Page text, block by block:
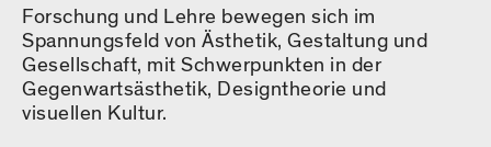
Forschung und Lehre bewegen sich im
Spannungsfeld von Ästhetik, Gestaltung und
Gesellschaft, mit Schwerpunkten in der
Gegenwartsästhetik, Designtheorie und
visuellen Kultur.